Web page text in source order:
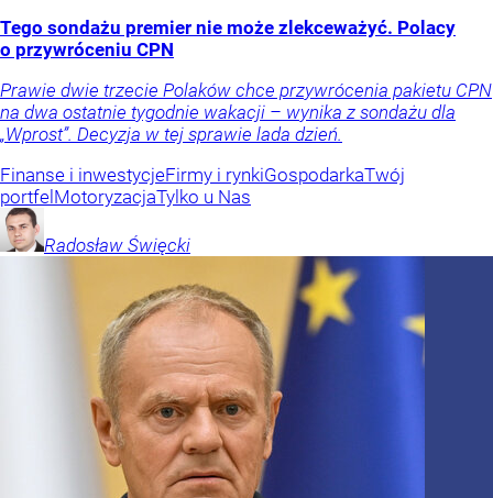
Tego sondażu premier nie może zlekceważyć. Polacy
o przywróceniu CPN
Prawie dwie trzecie Polaków chce przywrócenia pakietu CPN
na dwa ostatnie tygodnie wakacji – wynika z sondażu dla
„Wprost”. Decyzja w tej sprawie lada dzień.
Finanse i inwestycjeFirmy i rynkiGospodarkaTwój
portfel MotoryzacjaTylko u Nas
Radosław Święcki